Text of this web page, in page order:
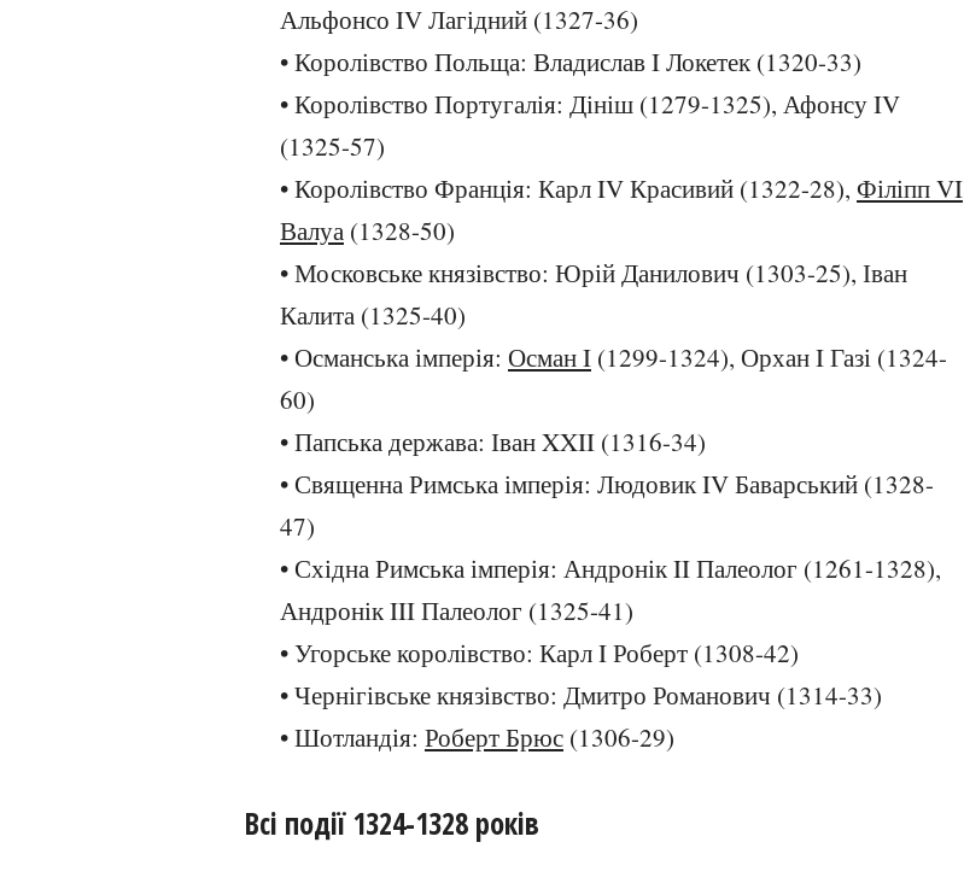
Альфонсо IV Лагідний (1327-36)
• Королівство Польща: Владислав I Локетек (1320-33)
• Королівство Португалія: Дініш (1279-1325), Афонсу IV
(1325-57)
• Королівство Франція: Карл IV Красивий (1322-28), Філіпп VI
Валуа (1328-50)
• Московське князівство: Юрій Данилович (1303-25), Іван
Калита (1325-40)
• Османська імперія: Осман I (1299-1324), Орхан I Газі (1324-
60)
• Папська держава: Іван XXII (1316-34)
• Священна Римська імперія: Людовик IV Баварський (1328-
47)
• Східна Римська імперія: Андронік II Палеолог (1261-1328),
Андронік III Палеолог (1325-41)
• Угорське королівство: Карл I Роберт (1308-42)
• Чернігівське князівство: Дмитро Романович (1314-33)
• Шотландія: Роберт Брюс (1306-29)
Всі події 1324-1328 років